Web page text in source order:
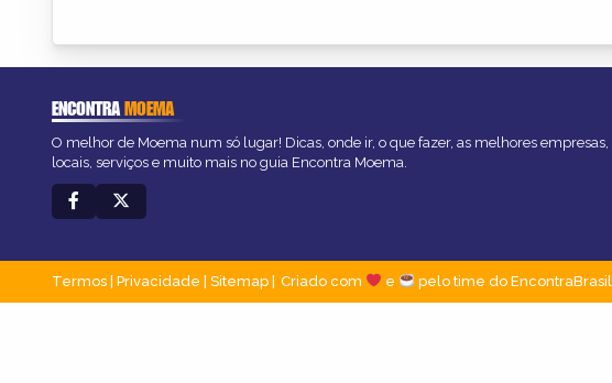
ENCONTRAMOEMA
O melhor de Moema num só lugar! Dicas, onde ir, o que fazer, as melhores empresas,
locais, serviços e muito mais no guia Encontra Moema.
Termos Privacidade Sitemap Criado com e pelo time do EncontraBrasil